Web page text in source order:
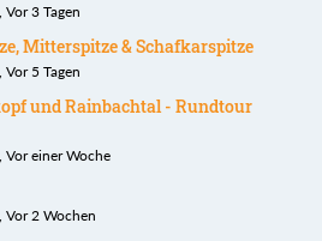
3 Tagen
Mitterspitze & Schafkarspitze
5 Tagen
und Rainbachtal - Rundtour
einer Woche
2 Wochen